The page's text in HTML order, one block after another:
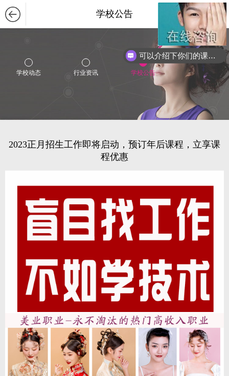
学校公告
学校动态 行业资讯 学校公告
2023正月招生工作即将启动，预订年后课程，立享课
程优惠
可以介绍下你们的课程么？